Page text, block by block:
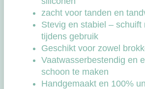
zacht voor tanden en
Stevig en stabiel – schuift
tijdens gebruik
Geschikt voor zowel
Vaatwasserbestendig en
schoon te maken
Handgemaakt en 100%